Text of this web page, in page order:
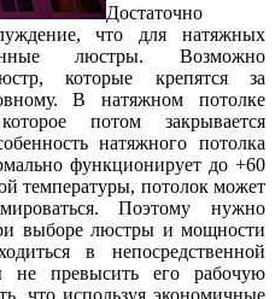
Достаточно
что для натяжных
люстры. Возможно
которые крепятся за
В натяжном потолке
потом закрывается
натяжного потолка
функционирует до +60
температуры, потолок может
Поэтому нужно
выборе люстры и мощности
в непосредственной
не превысить его рабочую
что используя экономичные